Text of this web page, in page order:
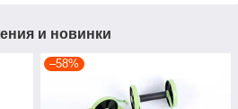
и новинки
–58%